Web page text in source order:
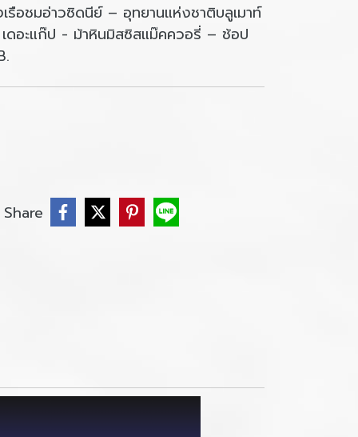
รือชมอ่าวซิดนีย์ – อุทยานแห่งชาติบลูเมาท์
อะแก๊ป - ม้าหินมิสซิสแม๊คควอรี่ – ช้อป
Share